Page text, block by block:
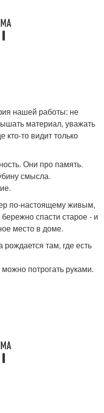
нашей работы: не
материал, уважать
кто-то видит только
Они про память.
смысла.
по-настоящему живым,
спасти старое - и
место в доме.
там, где есть
потрогать руками.